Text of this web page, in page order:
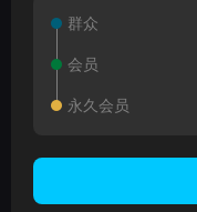
群众
会员
永久会员